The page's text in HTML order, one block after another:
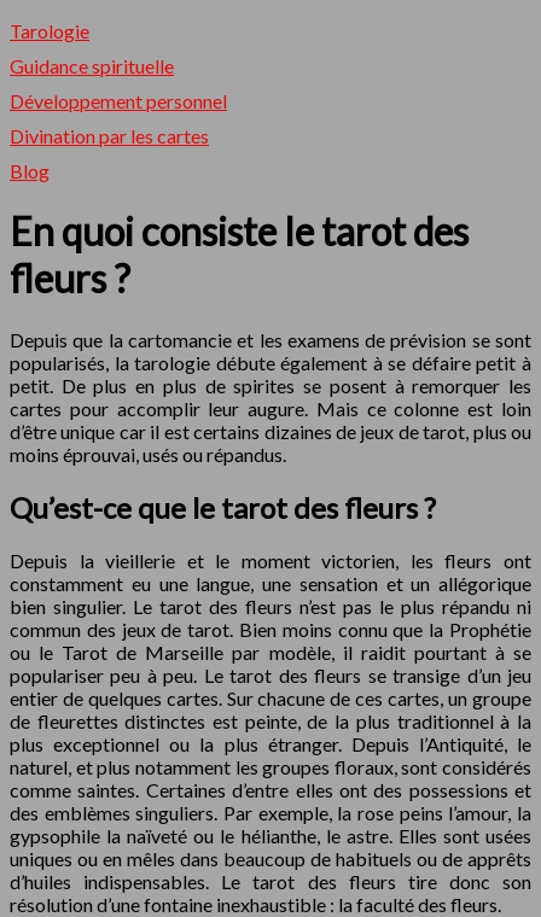
Tarologie
Guidance spirituelle
Développement personnel
Divination par les cartes
Blog
En quoi consiste le tarot des
fleurs ?
Depuis que la cartomancie et les examens de prévision se sont
popularisés, la tarologie débute également à se défaire petit à
petit. De plus en plus de spirites se posent à remorquer les
cartes pour accomplir leur augure. Mais ce colonne est loin
d’être unique car il est certains dizaines de jeux de tarot, plus ou
moins éprouvai, usés ou répandus.
Qu’est-ce que le tarot des fleurs ?
Depuis la vieillerie et le moment victorien, les fleurs ont
constamment eu une langue, une sensation et un allégorique
bien singulier. Le tarot des fleurs n’est pas le plus répandu ni
commun des jeux de tarot. Bien moins connu que la Prophétie
ou le Tarot de Marseille par modèle, il raidit pourtant à se
populariser peu à peu. Le tarot des fleurs se transige d’un jeu
entier de quelques cartes. Sur chacune de ces cartes, un groupe
de fleurettes distinctes est peinte, de la plus traditionnel à la
plus exceptionnel ou la plus étranger. Depuis l’Antiquité, le
naturel, et plus notamment les groupes floraux, sont considérés
comme saintes. Certaines d’entre elles ont des possessions et
des emblèmes singuliers. Par exemple, la rose peins l’amour, la
gypsophile la naïveté ou le hélianthe, le astre. Elles sont usées
uniques ou en mêles dans beaucoup de habituels ou de apprêts
d’huiles indispensables. Le tarot des fleurs tire donc son
résolution d’une fontaine inexhaustible : la faculté des fleurs.